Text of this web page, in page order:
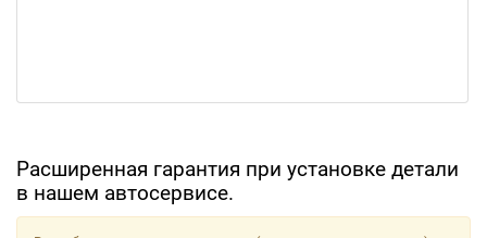
Расширенная гарантия при установке детали
в нашем автосервисе.